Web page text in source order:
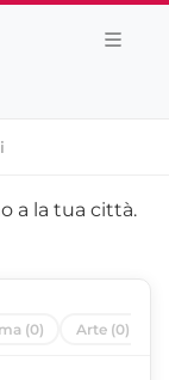
a la tua città.
(0) Arte (0)